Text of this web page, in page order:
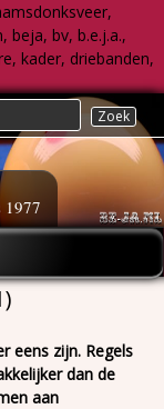
beja, bv, b.e.j.a.,
kader, driebanden,
1977
eens zijn. Regels
dan de
aan